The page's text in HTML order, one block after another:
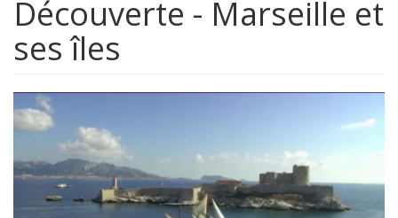
Découverte - Marseille et
ses îles